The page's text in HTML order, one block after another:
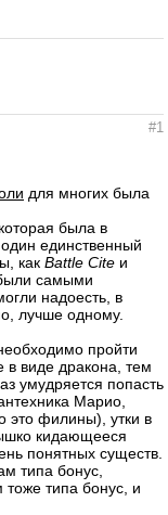
#1
для многих была
была в
единственный
как Battle Cite и
были самыми
надоесть, в
лучше одному.
пройти
в виде дракона, тем
умудряется попасть
Марио,
это филины), утки в
кидающееся
понятных существ.
типа бонус,
типа бонус, и